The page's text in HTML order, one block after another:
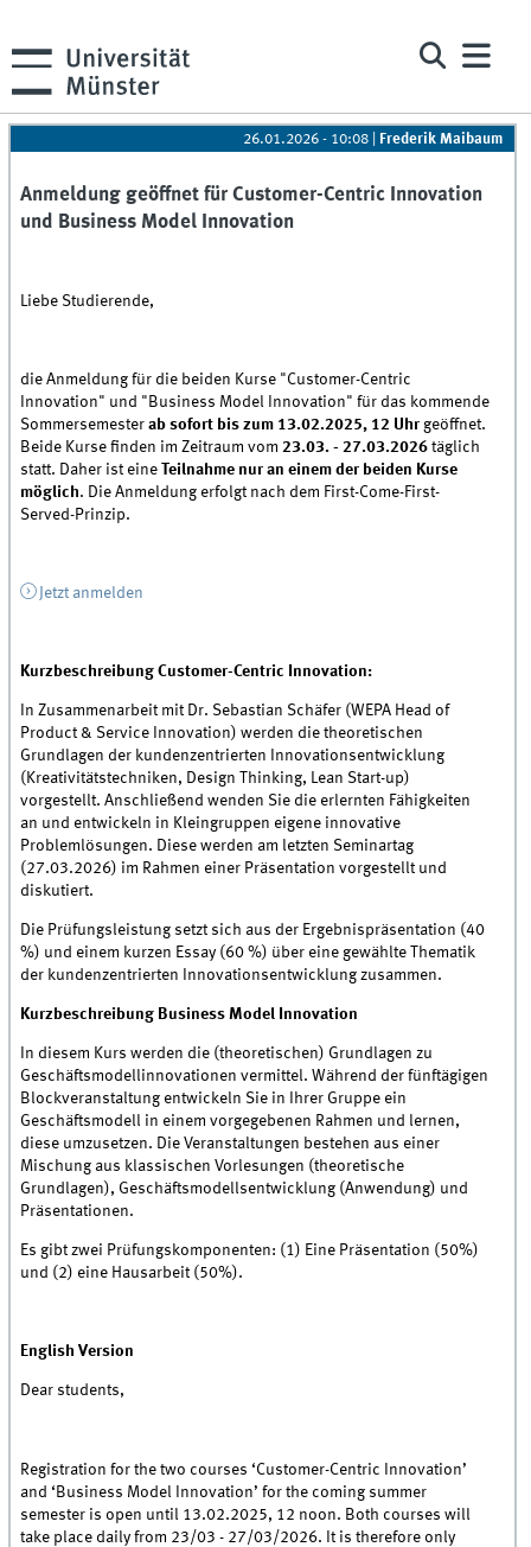
26.01.2026 - 10:08 Frederik Maibaum
Anmeldung geöffnet für Customer-Centric Innovation
und Business Model Innovation
Liebe Studierende,
die Anmeldung für die beiden Kurse "Customer-Centric
Innovation" und "Business Model Innovation" für das kommende
Sommersemesterab sofort bis zum 13.02.2025, 12 Uhr geöffnet.
Beide Kurse finden im Zeitraum vom23.03. - 27.03.2026 täglich
statt. Daher ist eineTeilnahme nur an einem der beiden Kurse
möglich. Die Anmeldung erfolgt nach dem First-Come-First-
Served-Prinzip.
Jetzt anmelden
Kurzbeschreibung Customer-Centric Innovation:
In Zusammenarbeit mit Dr. Sebastian Schäfer (WEPA Head of
Product & Service Innovation) werden die theoretischen
Grundlagen der kundenzentrierten Innovationsentwicklung
(Kreativitätstechniken, Design Thinking, Lean Start-up)
vorgestellt. Anschließend wenden Sie die erlernten Fähigkeiten
an und entwickeln in Kleingruppen eigene innovative
Problemlösungen. Diese werden am letzten Seminartag
(27.03.2026) im Rahmen einer Präsentation vorgestellt und
diskutiert.
Die Prüfungsleistung setzt sich aus der Ergebnispräsentation (40
%) und einem kurzen Essay (60 %) über eine gewählte Thematik
der kundenzentrierten Innovationsentwicklung zusammen.
Kurzbeschreibung Business Model Innovation
In diesem Kurs werden die (theoretischen) Grundlagen zu
Geschäftsmodellinnovationen vermittel. Während der fünftägigen
Blockveranstaltung entwickeln Sie in Ihrer Gruppe ein
Geschäftsmodell in einem vorgegebenen Rahmen und lernen,
diese umzusetzen. Die Veranstaltungen bestehen aus einer
Mischung aus klassischen Vorlesungen (theoretische
Grundlagen), Geschäftsmodellsentwicklung (Anwendung) und
Präsentationen.
Es gibt zwei Prüfungskomponenten: (1) Eine Präsentation (50%)
und (2) eine Hausarbeit (50%).
English Version
Dear students,
Registration for the two courses ‘Customer-Centric Innovation’
and ‘Business Model Innovation’ for the coming summer
semester is open until 13.02.2025, 12 noon. Both courses will
take place daily from 23/03 - 27/03/2026. It is therefore only